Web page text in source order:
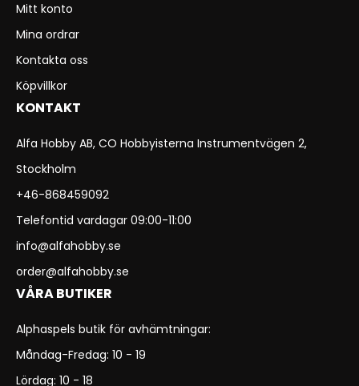
Mitt konto
Mina ordrar
Kontakta oss
Köpvillkor
KONTAKT
Alfa Hobby AB, CO Hobbyisterna Instrumentvägen 2,
Stockholm
+46-868459092
Telefontid vardagar 09:00-11:00
info@alfahobby.se
order@alfahobby.se
VÅRA BUTIKER
Alphaspels butik för avhämtningar:
Måndag-Fredag: 10 - 19
Lördag: 10 - 18